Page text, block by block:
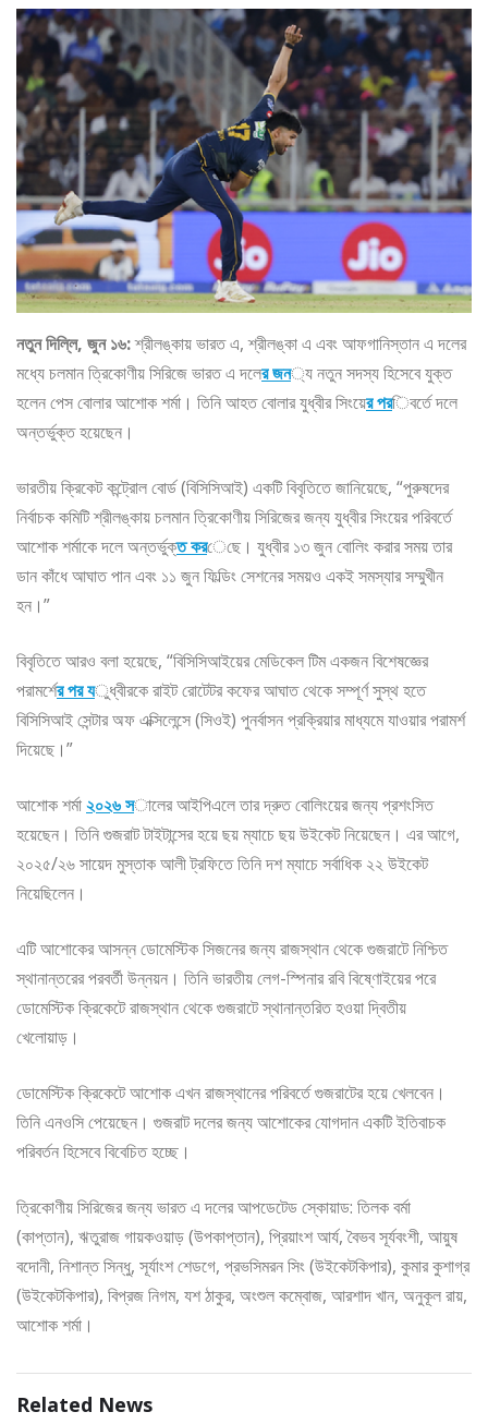
নতুন দিল্লি, জুন ১৬:শ্রীলঙ্কায় ভারত এ, শ্রীলঙ্কা এ এবং আফগানিস্তান এ দলের
মধ্যে চলমান ত্রিকোণীয় সিরিজে ভারত এ দলের জন্য নতুন সদস্য হিসেবে যুক্ত
হলেন পেস বোলার আশোক শর্মা। তিনি আহত বোলার যুধ্বীর সিংয়ের পরিবর্তে দলে
অন্তর্ভুক্ত হয়েছেন।
ভারতীয় ক্রিকেট কন্ট্রোল বোর্ড (বিসিসিআই) একটি বিবৃতিতে জানিয়েছে, “পুরুষদের
নির্বাচক কমিটি শ্রীলঙ্কায় চলমান ত্রিকোণীয় সিরিজের জন্য যুধ্বীর সিংয়ের পরিবর্তে
আশোক শর্মাকে দলে অন্তর্ভুক্ত করেছে। যুধ্বীর ১৩ জুন বোলিং করার সময় তার
ডান কাঁধে আঘাত পান এবং ১১ জুন ফিল্ডিং সেশনের সময়ও একই সমস্যার সম্মুখীন
হন।”
বিবৃতিতে আরও বলা হয়েছে, “বিসিসিআইয়ের মেডিকেল টিম একজন বিশেষজ্ঞের
পরামর্শের পর যুধ্বীরকে রাইট রোটেটর কফের আঘাত থেকে সম্পূর্ণ সুস্থ হতে
বিসিসিআই সেন্টার অফ এক্সিলেন্সে (সিওই) পুনর্বাসন প্রক্রিয়ার মাধ্যমে যাওয়ার পরামর্শ
দিয়েছে।”
আশোক শর্মা২০২৬ সালের আইপিএলে তার দ্রুত বোলিংয়ের জন্য প্রশংসিত
হয়েছেন। তিনি গুজরাট টাইটান্সের হয়ে ছয় ম্যাচে ছয় উইকেট নিয়েছেন। এর আগে,
২০২৫/২৬ সায়েদ মুস্তাক আলী ট্রফিতে তিনি দশ ম্যাচে সর্বাধিক ২২ উইকেট
নিয়েছিলেন।
এটি আশোকের আসন্ন ডোমেস্টিক সিজনের জন্য রাজস্থান থেকে গুজরাটে নিশ্চিত
স্থানান্তরের পরবর্তী উন্নয়ন। তিনি ভারতীয় লেগ-স্পিনার রবি বিষ্ণোইয়ের পরে
ডোমেস্টিক ক্রিকেটে রাজস্থান থেকে গুজরাটে স্থানান্তরিত হওয়া দ্বিতীয়
খেলোয়াড়।
ডোমেস্টিক ক্রিকেটে আশোক এখন রাজস্থানের পরিবর্তে গুজরাটের হয়ে খেলবেন।
তিনি এনওসি পেয়েছেন। গুজরাট দলের জন্য আশোকের যোগদান একটি ইতিবাচক
পরিবর্তন হিসেবে বিবেচিত হচ্ছে।
ত্রিকোণীয় সিরিজের জন্য ভারত এ দলের আপডেটেড স্কোয়াড: তিলক বর্মা
(কাপ্তান), ঋতুরাজ গায়কওয়াড় (উপকাপ্তান), প্রিয়াংশ আর্য, বৈভব সূর্যবংশী, আয়ুষ
বদোনী, নিশান্ত সিন্ধু, সূর্যাংশ শেডগে, প্রভসিমরন সিং (উইকেটকিপার), কুমার কুশাগ্র
(উইকেটকিপার), বিপ্রজ নিগম, যশ ঠাকুর, অংশুল কম্বোজ, আরশাদ খান, অনুকূল রায়,
আশোক শর্মা।
Related News